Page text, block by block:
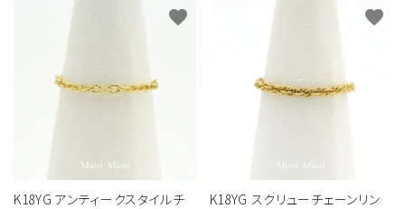
K18YG アンティークスタイルチ
favorite
K18YG スクリューチェーンリン
favorite